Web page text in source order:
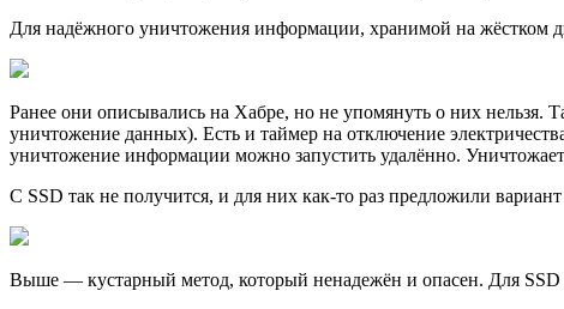
Для надёжного уничтожения информации, хранимой на жёстком
Ранее они описывались на Хабре, но не упомянуть о них нельзя.
уничтожение данных). Есть и таймер на отключение
уничтожение информации можно запустить удалённо.
С SSD так не получится, и для них как-то раз предложили
Выше — кустарный метод, который ненадежён и опасен. Для